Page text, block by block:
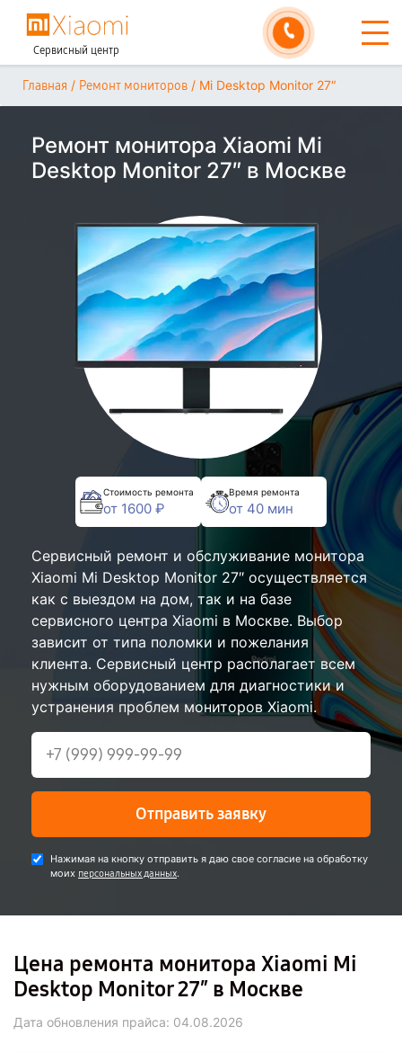
Сервисный центр
Главная / Ремонт мониторов / Mi Desktop Monitor 27″
Ремонт монитора Xiaomi Mi
Desktop Monitor 27″ в Москве
Стоимость ремонта
от 1600 ₽
Время ремонта
от 40 мин
Сервисный ремонт и обслуживание монитора
Xiaomi Mi Desktop Monitor 27″ осуществляется
как с выездом на дом, так и на базе
сервисного центра Xiaomi в Москве. Выбор
зависит от типа поломки и пожелания
клиента. Сервисный центр располагает всем
нужным оборудованием для диагностики и
устранения проблем мониторов Xiaomi.
Отправить заявку
Нажимая на кнопку отправить я даю свое согласие на обработку
моих персональных данных.
Цена ремонта монитора Xiaomi Mi
Desktop Monitor 27″ в Москве
Дата обновления прайса: 04.08.2026